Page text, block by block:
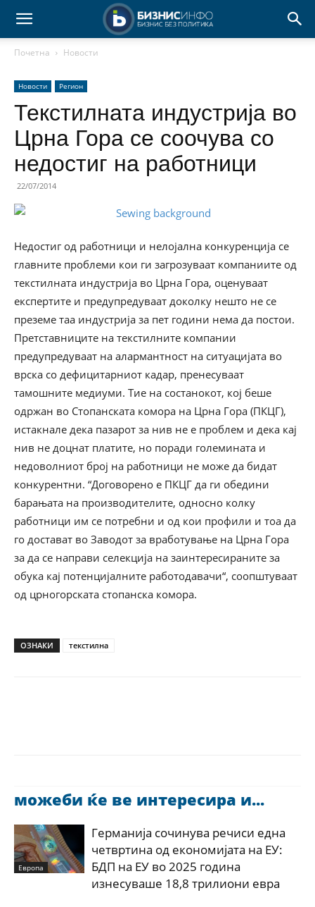
Почетна Новости
Новости Регион
Текстилната индустрија во
Црна Гора се соочува со
недостиг на работници
22/07/2014
Недостиг од работници и нелојална конкуренција се
главните проблеми кои ги загрозуваат компаниите од
текстилната индустрија во Црна Гора, оценуваат
експертите и предупредуваат доколку нешто не се
преземе таа индустрија за пет години нема да постои.
Претставниците на текстилните компании
предупредуваат на алармантност на ситуацијата во
врска со дефицитарниот кадар, пренесуваат
тамошните медиуми. Тие на состанокот, кој беше
одржан во Стопанската комора на Црна Гора (ПКЦГ),
истакнале дека пазарот за нив не е проблем и дека кај
нив не доцнат платите, но поради големината и
недоволниот број на работници не може да бидат
конкурентни. “Договорено е ПКЦГ да ги обедини
барањата на производителите, односно колку
работници им се потребни и од кои профили и тоа да
го достават во Заводот за вработување на Црна Гора
за да се направи селекција на заинтересираните за
обука кај потенцијалните работодавачи“, соопштуваат
од црногорската стопанска комора.
ОЗНАКИ текстилна
можеби ќе ве интересира и...
Европа
Германија сочинува речиси една
четвртина од економијата на ЕУ:
БДП на ЕУ во 2025 година
изнесуваше 18,8 трилиони евра